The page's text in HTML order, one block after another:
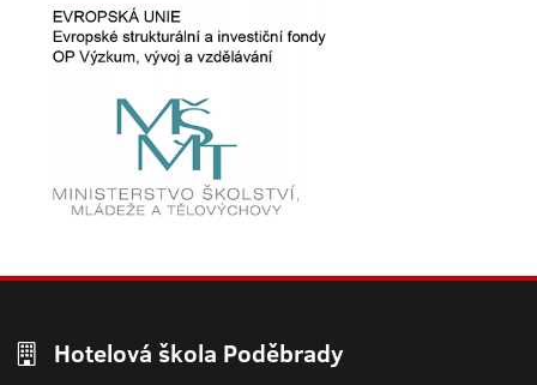
Hotelová škola Poděbrady